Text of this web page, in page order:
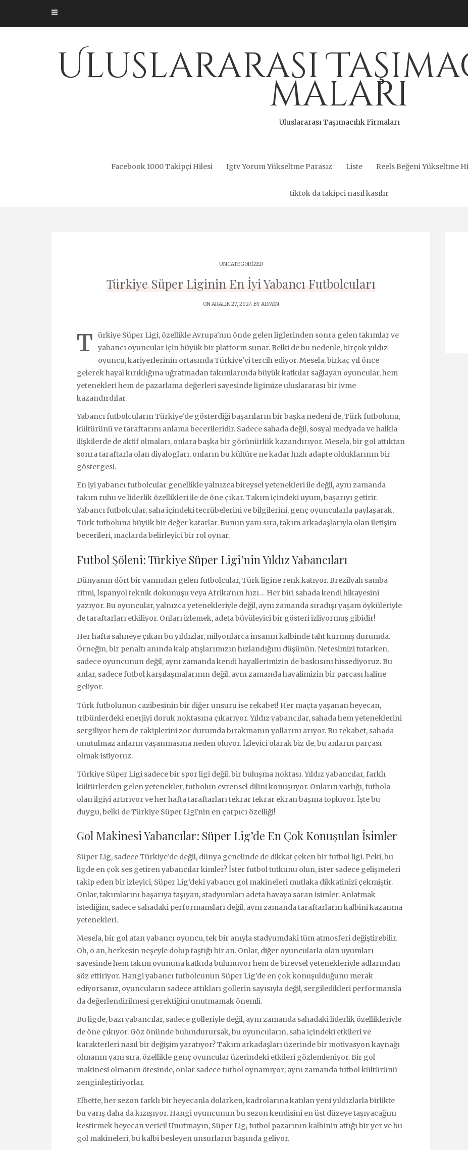
content
Uluslararası
maları
Uluslararası Taşımacılık Firmaları
Facebook 1000 Takipçi Hilesi Igtv Yorum Yükseltme Parasız Liste Reels Beğeni Yükseltme
tiktok da takipçi nasıl kasılır
UNCATEGORIZED
Türkiye Süper Liginin En İyi Yabancı Futbolcuları
ON ARALIK 27, 2024 BYADMIN
T
ürkiye Süper Ligi, özellikle Avrupa'nın önde gelen liglerinden sonra gelen takımlar ve
yabancı oyuncular için büyük bir platform sunar. Belki de bu nedenle, birçok yıldız
oyuncu, kariyerlerinin ortasında Türkiye'yi tercih ediyor. Mesela, birkaç yıl önce
gelerek hayal kırıklığına uğratmadan takımlarında büyük katkılar sağlayan oyuncular, hem
yetenekleri hem de pazarlama değerleri sayesinde ligimize uluslararası bir ivme
kazandırdılar.
Yabancı futbolcuların Türkiye'de gösterdiği başarıların bir başka nedeni de, Türk futbolunu,
kültürünü ve taraftarını anlama becerileridir. Sadece sahada değil, sosyal medyada ve halkla
ilişkilerde de aktif olmaları, onlara başka bir görünürlük kazandırıyor. Mesela, bir gol attıktan
sonra taraftarla olan diyalogları, onların bu kültüre ne kadar hızlı adapte olduklarının bir
göstergesi.
En iyi yabancı futbolcular genellikle yalnızca bireysel yetenekleri ile değil, aynı zamanda
takım ruhu ve liderlik özellikleri ile de öne çıkar. Takım içindeki uyum, başarıyı getirir.
Yabancı futbolcular, saha içindeki tecrübelerini ve bilgilerini, genç oyuncularla paylaşarak,
Türk futboluna büyük bir değer katarlar. Bunun yanı sıra, takım arkadaşlarıyla olan iletişim
becerileri, maçlarda belirleyici bir rol oynar.
Futbol Şöleni: Türkiye Süper Ligi’nin Yıldız Yabancıları
Dünyanın dört bir yanından gelen futbolcular, Türk ligine renk katıyor. Brezilyalı samba
ritmi, İspanyol teknik dokunuşu veya Afrika'nın hızı… Her biri sahada kendi hikayesini
yazıyor. Bu oyuncular, yalnızca yetenekleriyle değil, aynı zamanda sıradışı yaşam öyküleriyle
de taraftarları etkiliyor. Onları izlemek, adeta büyüleyici bir gösteri izliyormuş gibidir!
Her hafta sahneye çıkan bu yıldızlar, milyonlarca insanın kalbinde taht kurmuş durumda.
Örneğin, bir penaltı anında kalp atışlarımızın hızlandığını düşünün. Nefesimizi tutarken,
sadece oyuncunun değil, aynı zamanda kendi hayallerimizin de baskısını hissediyoruz. Bu
anlar, sadece futbol karşılaşmalarının değil, aynı zamanda hayalimizin bir parçası haline
geliyor.
Türk futbolunun cazibesinin bir diğer unsuru ise rekabet! Her maçta yaşanan heyecan,
tribünlerdeki enerjiyi doruk noktasına çıkarıyor. Yıldız yabancılar, sahada hem yeteneklerini
sergiliyor hem de rakiplerini zor durumda bırakmanın yollarını arıyor. Bu rekabet, sahada
unutulmaz anların yaşanmasına neden oluyor. İzleyici olarak biz de, bu anların parçası
olmak istiyoruz.
Türkiye Süper Ligi sadece bir spor ligi değil, bir buluşma noktası. Yıldız yabancılar, farklı
kültürlerden gelen yetenekler, futbolun evrensel dilini konuşuyor. Onların varlığı, futbola
olan ilgiyi artırıyor ve her hafta taraftarları tekrar tekrar ekran başına topluyor. İşte bu
duygu, belki de Türkiye Süper Ligi'nin en çarpıcı özelliği!
Gol Makinesi Yabancılar: Süper Lig’de En Çok Konuşulan İsimler
Süper Lig, sadece Türkiye’de değil, dünya genelinde de dikkat çeken bir futbol ligi. Peki, bu
ligde en çok ses getiren yabancılar kimler? İster futbol tutkunu olun, ister sadece gelişmeleri
takip eden bir izleyici, Süper Lig’deki yabancı gol makineleri mutlaka dikkatinizi çekmiştir.
Onlar, takımlarını başarıya taşıyan, stadyumları adeta havaya saran isimler. Anlatmak
istediğim, sadece sahadaki performansları değil, aynı zamanda taraftarların kalbini kazanma
yetenekleri.
Mesela, bir gol atan yabancı oyuncu, tek bir anıyla stadyumdaki tüm atmosferi değiştirebilir.
Oh, o an, herkesin neşeyle dolup taştığı bir an. Onlar, diğer oyuncularla olan uyumları
sayesinde hem takım oyununa katkıda bulunuyor hem de bireysel yetenekleriyle adlarından
söz ettiriyor. Hangi yabancı futbolcunun Süper Lig’de en çok konuşulduğunu merak
ediyorsanız, oyuncuların sadece attıkları gollerin sayısıyla değil, sergiledikleri performansla
da değerlendirilmesi gerektiğini unutmamak önemli.
Bu ligde, bazı yabancılar, sadece golleriyle değil, aynı zamanda sahadaki liderlik özellikleriyle
de öne çıkıyor. Göz önünde bulundurursak, bu oyuncuların, saha içindeki etkileri ve
karakterleri nasıl bir değişim yaratıyor? Takım arkadaşları üzerinde bir motivasyon kaynağı
olmanın yanı sıra, özellikle genç oyuncular üzerindeki etkileri gözlemleniyor. Bir gol
makinesi olmanın ötesinde, onlar sadece futbol oynamıyor; aynı zamanda futbol kültürünü
zenginleştiriyorlar.
Elbette, her sezon farklı bir heyecanla dolarken, kadrolarına katılan yeni yıldızlarla birlikte
bu yarış daha da kızışıyor. Hangi oyuncunun bu sezon kendisini en üst düzeye taşıyacağını
kestirmek heyecan verici! Unutmayın, Süper Lig, futbol pazarının kalbinin attığı bir yer ve bu
gol makineleri, bu kalbi besleyen unsurların başında geliyor.